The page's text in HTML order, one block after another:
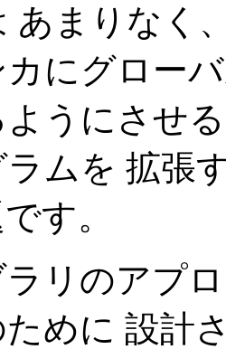
あまりなく
にグロー
うにさせ
ムを 拡張
す。
リのアプ
めに 設計